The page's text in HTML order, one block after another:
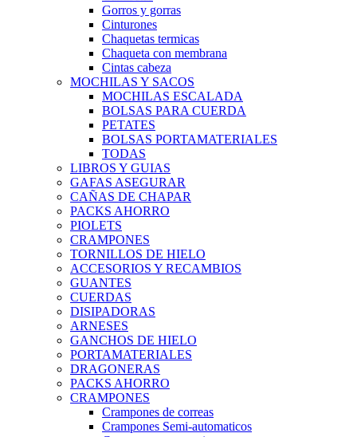
Gorros y gorras
Cinturones
Chaquetas termicas
Chaqueta con membrana
Cintas cabeza
MOCHILAS Y SACOS
MOCHILAS ESCALADA
BOLSAS PARA CUERDA
PETATES
BOLSAS PORTAMATERIALES
TODAS
LIBROS Y GUIAS
GAFAS ASEGURAR
CAÑAS DE CHAPAR
PACKS AHORRO
PIOLETS
CRAMPONES
TORNILLOS DE HIELO
ACCESORIOS Y RECAMBIOS
GUANTES
CUERDAS
DISIPADORAS
ARNESES
GANCHOS DE HIELO
PORTAMATERIALES
DRAGONERAS
PACKS AHORRO
CRAMPONES
Crampones de correas
Crampones Semi-automaticos